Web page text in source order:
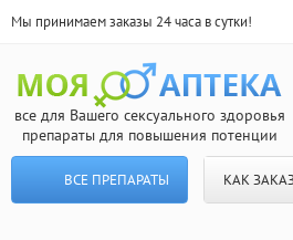
Мы принимаем заказы 24 часа в сутки!
все для Вашего сексуального здоровья
препараты для повышения потенции
ВСЕ ПРЕПАРАТЫ КАК